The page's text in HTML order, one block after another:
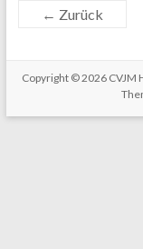
← Zurück
Copyright © 2026 CVJM